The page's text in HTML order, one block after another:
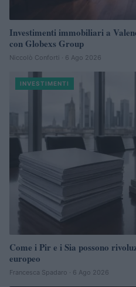
Investimenti immobiliari a
con Globexs Group
Niccolò Conforti · 6 Ago 2026
INVESTIMENTI
Come i Pir e i Sia possono
europeo
Francesca Spadaro · 6 Ago 2026